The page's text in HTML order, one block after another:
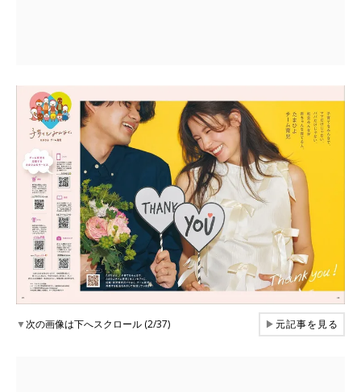
▼次の画像は下へスクロール (2/37) ▶元記事を見る